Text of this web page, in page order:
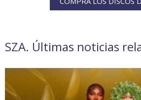
SZA. Últimas noticias